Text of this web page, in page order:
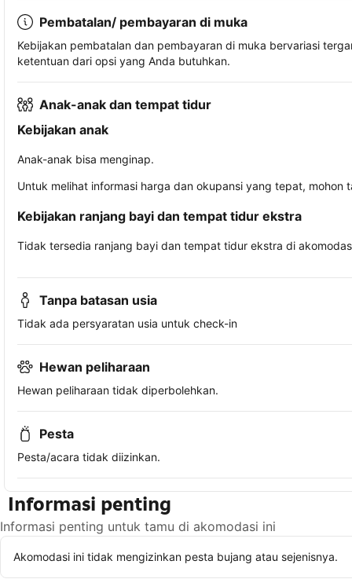
Pembatalan/ pembayaran di muka
Kebijakan pembatalan dan pembayaran di muka bervariasi
ketentuan dari opsi yang Anda butuhkan.
Anak-anak dan tempat tidur
Kebijakan anak
Anak-anak bisa menginap.
Untuk melihat informasi harga dan okupansi yang tepat,
Kebijakan ranjang bayi dan tempat tidur ekstra
Tidak tersedia ranjang bayi dan tempat tidur ekstra di
Tanpa batasan usia
Tidak ada persyaratan usia untuk check-in
Hewan peliharaan
Hewan peliharaan tidak diperbolehkan.
Pesta
Pesta/acara tidak diizinkan.
Informasi penting
Informasi penting untuk tamu di akomodasi ini
Akomodasi ini tidak mengizinkan pesta bujang atau sejenisnya.